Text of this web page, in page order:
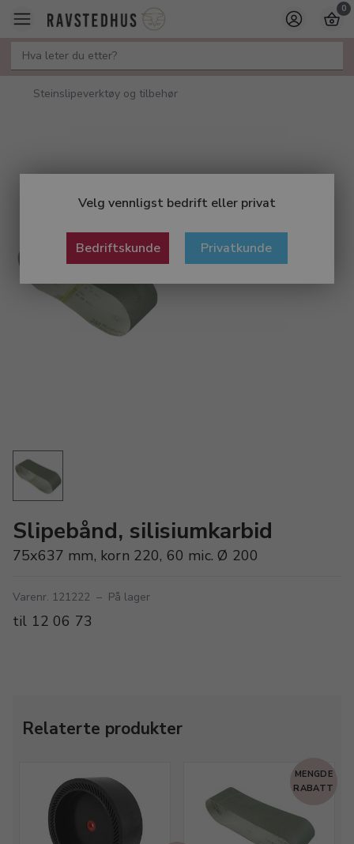
Velg vennligst bedrift eller privat
Bedriftskunde Privatkunde
0
Steinslipeverktøy og tilbehør
Slipebånd, silisiumkarbid
75x637 mm, korn 220, 60 mic. Ø 200
Varenr. 121222 – På lager
til 12 06 73
Relaterte produkter
MENGDE
RABATT